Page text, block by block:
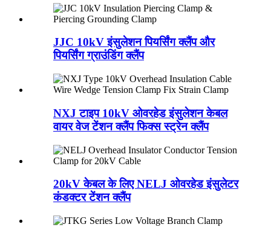
JJC 10kV इंसुलेशन पियर्सिंग क्लैंप और
पियर्सिंग ग्राउंडिंग क्लैंप
NXJ टाइप 10kV ओवरहेड इंसुलेशन केबल
वायर वेज टेंशन क्लैंप फिक्स स्ट्रेन क्लैंप
20kV केबल के लिए NELJ ओवरहेड इंसुलेटर
कंडक्टर टेंशन क्लैंप